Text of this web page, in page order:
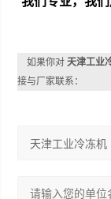
如果你对天津工业
接与厂家联系：